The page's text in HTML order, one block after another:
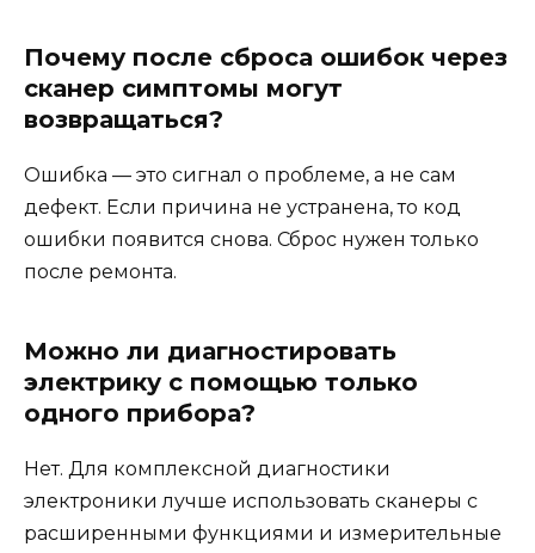
Почему после сброса ошибок через
сканер симптомы могут
возвращаться?
Ошибка — это сигнал о проблеме, а не сам
дефект. Если причина не устранена, то код
ошибки появится снова. Сброс нужен только
после ремонта.
Можно ли диагностировать
электрику с помощью только
одного прибора?
Нет. Для комплексной диагностики
электроники лучше использовать сканеры с
расширенными функциями и измерительные